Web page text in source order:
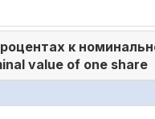
к
value of one share